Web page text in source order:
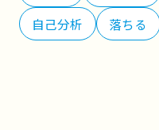
自己分析
落ちる